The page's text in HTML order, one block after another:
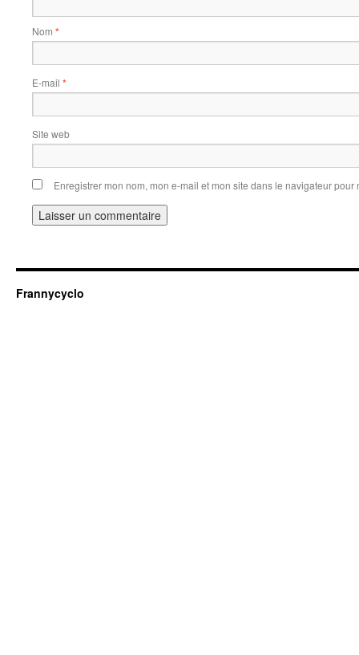
Nom *
E-mail *
Site web
Enregistrer mon nom, mon e-mail et mon site dans le navigateur
Frannycyclo